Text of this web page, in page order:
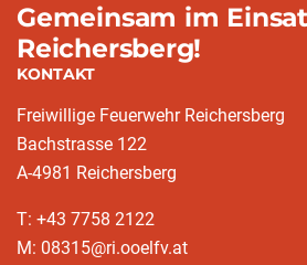
Gemeinsam im
Reichersberg!
KONTAKT
Freiwillige Feuerwehr Reichersberg
Bachstrasse 122
A-4981 Reichersberg
T: +43 7758 2122
M: 08315@ri.ooelfv.at